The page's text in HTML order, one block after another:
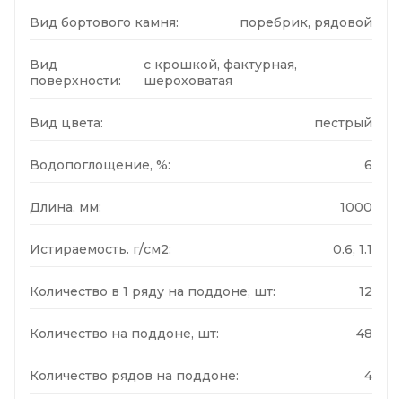
Вид бортового камня: поребрик, рядовой
Вид
поверхности:
с крошкой, фактурная,
шероховатая
Вид цвета: пестрый
Водопоглощение, %: 6
Длина, мм: 1000
Истираемость. г/см2: 0.6, 1.1
Количество в 1 ряду на поддоне, шт: 12
Количество на поддоне, шт: 48
Количество рядов на поддоне: 4